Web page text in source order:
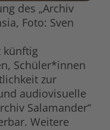
des „Archiv
Foto: Sven
künftig
Schüler*innen
zur
audiovisuelle
Salamander“
Weitere